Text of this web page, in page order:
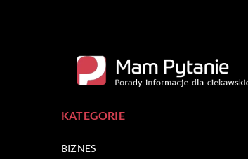
KATEGORIE
BIZNES